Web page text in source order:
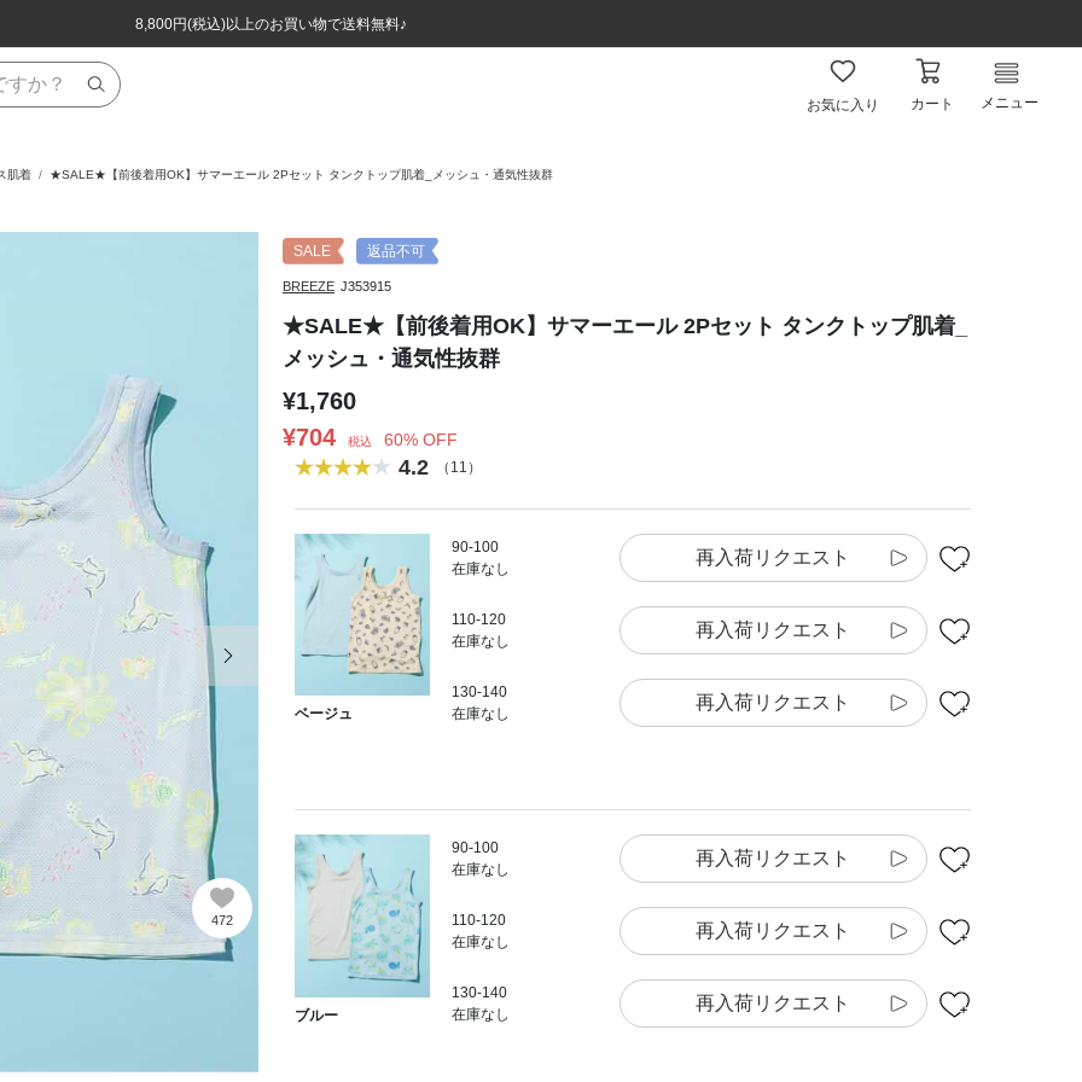
8,800円(税込)以上のお買い物で送料無料♪
ほぼ全品半額！！8/12(水)お昼12:59まで！！
8,800円(税込)以上のお買い物で送料無料♪
ほぼ全品半額！！8/12(水)お昼12:59まで！！
お気に入り カート メニュー
肌着 ★SALE★【前後着用OK】サマーエール 2Pセット タンクトップ肌着_メッシュ・通気性抜群
472
SALE 返品不可
BREEZE J353915
★SALE★【前後着用OK】サマーエール 2Pセット タンクトップ肌着_
メッシュ・通気性抜群
¥1,760
¥704
税込 60% OFF
4.2 （11）
ベージュ
90-100
在庫なし
再入荷リクエスト
110-120
在庫なし
再入荷リクエスト
130-140
在庫なし
再入荷リクエスト
ブルー
90-100
在庫なし
再入荷リクエスト
110-120
在庫なし
再入荷リクエスト
130-140
在庫なし
再入荷リクエスト